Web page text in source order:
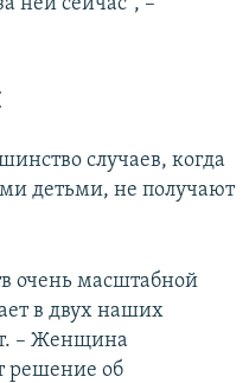
ней сейчас", –
случаев, когда
детьми, не получают
очень масштабной
в двух наших
– Женщина
решение об